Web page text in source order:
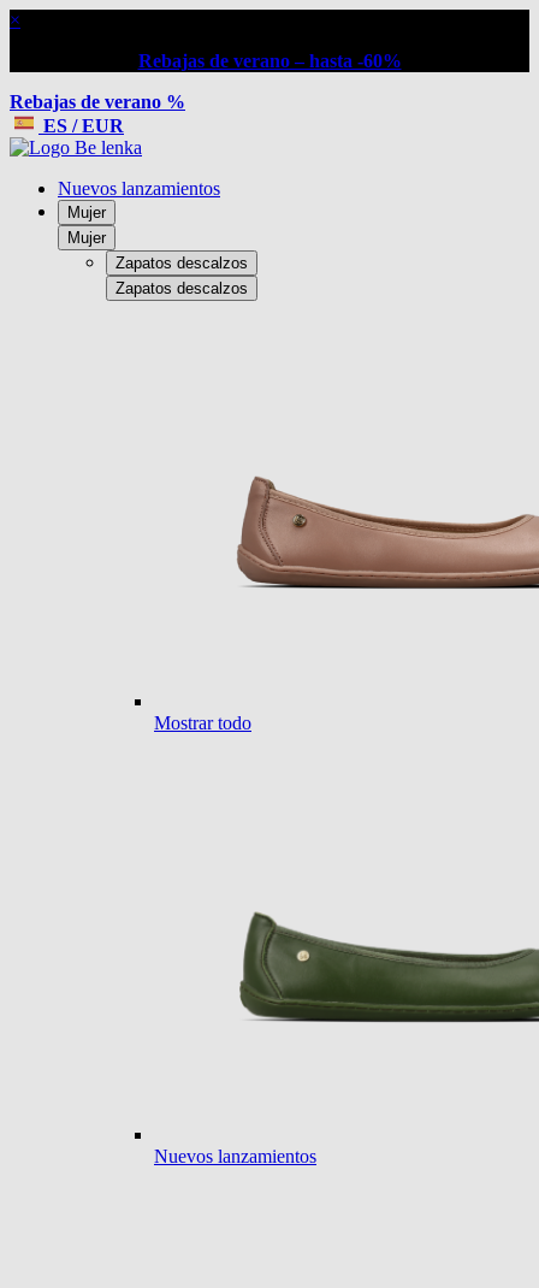
×
Rebajas de verano – hasta -60%
Rebajas de verano %
ES / EUR
Nuevos lanzamientos
Mujer
Mujer
Zapatos descalzos
Zapatos descalzos
Mostrar todo
Nuevos lanzamientos